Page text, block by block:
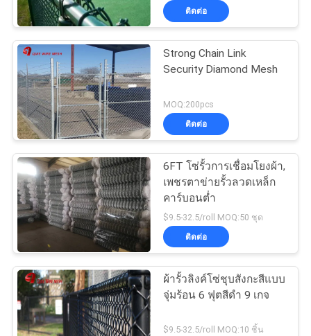
ติดต่อ
Strong Chain Link
Security Diamond Mesh
MOQ:200pcs
ติดต่อ
6FT โซ่รั้วการเชื่อมโยงผ้า,
เพชรตาข่ายรั้วลวดเหล็ก
คาร์บอนต่ำ
$9.5-32.5/roll MOQ:50 ชุด
ติดต่อ
ผ้ารั้วลิงค์โซ่ชุบสังกะสีแบบ
จุ่มร้อน 6 ฟุตสีดำ 9 เกจ
$9.5-32.5/roll MOQ:10 ชิ้น